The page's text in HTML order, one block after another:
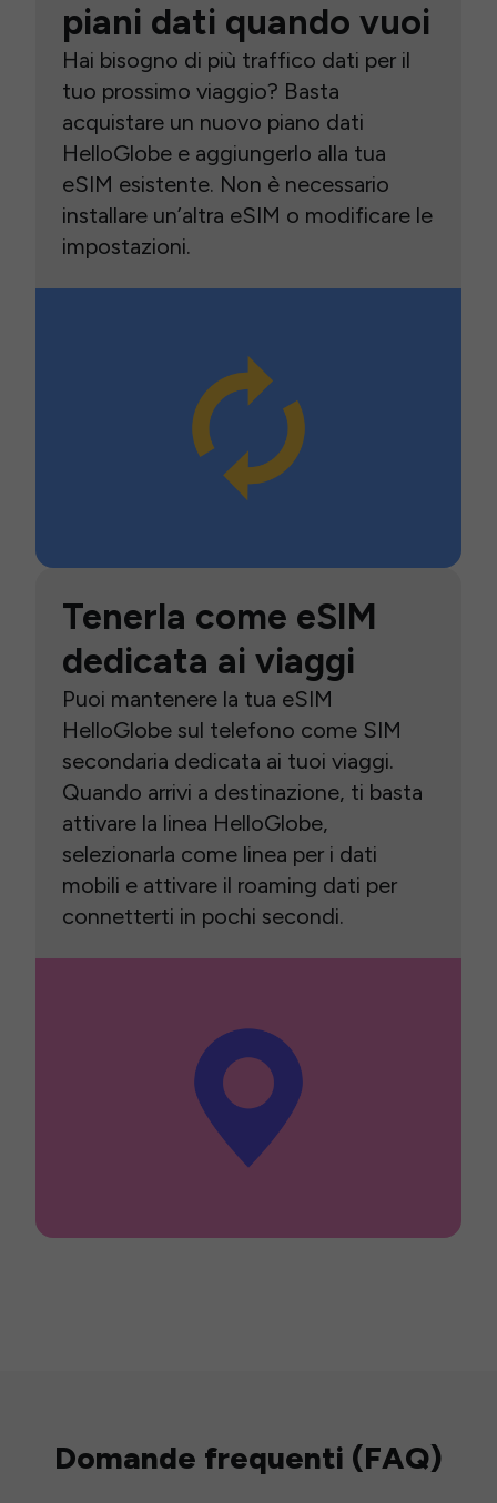
piani dati quando vuoi
Hai bisogno di più traffico dati per il
tuo prossimo viaggio? Basta
acquistare un nuovo piano dati
HelloGlobe e aggiungerlo alla tua
eSIM esistente. Non è necessario
installare un’altra eSIM o modificare le
impostazioni.
Tenerla come eSIM
dedicata ai viaggi
Puoi mantenere la tua eSIM
HelloGlobe sul telefono come SIM
secondaria dedicata ai tuoi viaggi.
Quando arrivi a destinazione, ti basta
attivare la linea HelloGlobe,
selezionarla come linea per i dati
mobili e attivare il roaming dati per
connetterti in pochi secondi.
Domande frequenti (FAQ)